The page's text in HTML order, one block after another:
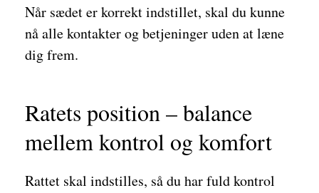
Når sædet er korrekt indstillet, skal du kunne
nå alle kontakter og betjeninger uden at læne
dig frem.
Ratets position – balance
mellem kontrol og komfort
Rattet skal indstilles, så du har fuld kontrol